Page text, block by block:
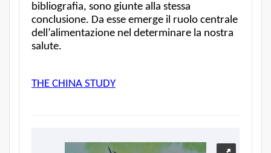
bibliografia, sono giunte alla stessa
conclusione. Da esse emerge il ruolo centrale
dell’alimentazione nel determinare la nostra
salute.
THE CHINA STUDY